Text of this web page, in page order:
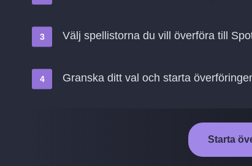
Välj spellistorna du vill överföra till
Granska ditt val och starta
Starta